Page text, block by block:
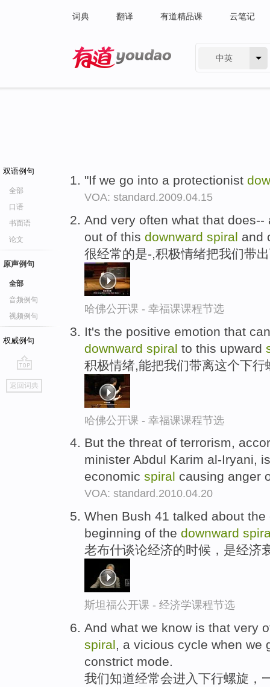
词典 翻译 有道精品课 云笔记
中英
双语例句
全部
口语
书面语
论文
原声例句
全部
音频例句
视频例句
权威例句
go
top
返回词典
"If we go into a protectionist
VOA: standard.2009.04.15
And very often what that
out of this downward spiral and
很经常的是-,积极情绪把我们带
哈佛公开课 - 幸福课课程节选
It's the positive emotion that
downward spiral to this upward
积极情绪,能把我们带离这个下
哈佛公开课 - 幸福课课程节选
But the threat of terrorism,
minister Abdul Karim al-Iryani,
economic spiral causing anger
VOA: standard.2010.04.20
When Bush 41 talked about
beginning of the downward
老布什谈论经济的时候，是经济
斯坦福公开课 - 经济学课程节选
And what we know is that very
spiral, a vicious cycle when we
constrict mode.
我们知道经常会进入下行螺旋，